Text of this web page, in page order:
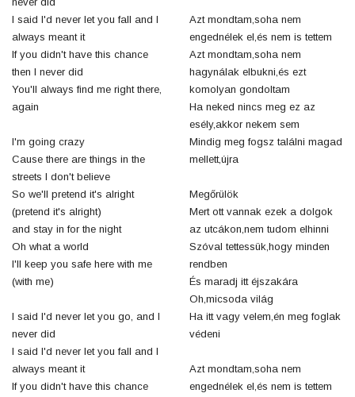
I said I'd never let you fall and I
always meant it
If you didn't have this chance
then I never did
You'll always find me right there,
again
I'm going crazy
Cause there are things in the
streets I don't believe
So we'll pretend it's alright
(pretend it's alright)
and stay in for the night
Oh what a world
I'll keep you safe here with me
(with me)
I said I'd never let you go, and I
never did
I said I'd never let you fall and I
always meant it
If you didn't have this chance
Azt mondtam,soha nem
engednélek el,és nem is tettem
Azt mondtam,soha nem
hagynálak elbukni,és ezt
komolyan gondoltam
Ha neked nincs meg ez az
esély,akkor nekem sem
Mindig meg fogsz találni magad
mellett,újra
Megőrülök
Mert ott vannak ezek a dolgok
az utcákon,nem tudom elhinni
Szóval tettessük,hogy minden
rendben
És maradj itt éjszakára
Oh,micsoda világ
Ha itt vagy velem,én meg foglak
védeni
Azt mondtam,soha nem
engednélek el,és nem is tettem